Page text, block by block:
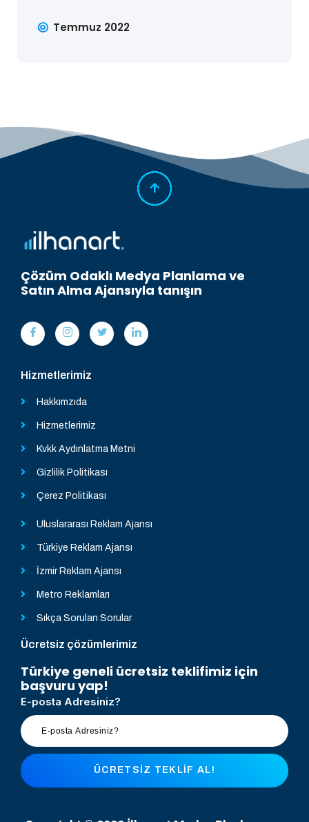
Temmuz 2022
Çözüm Odaklı Medya Planlama ve
Satın Alma Ajansıyla tanışın
Hizmetlerimiz
Hakkımzıda
Hizmetlerimiz
Kvkk Aydınlatma Metni
Gizlilik Politikası
Çerez Politikası
Uluslararası Reklam Ajansı
Türkiye Reklam Ajansı
İzmir Reklam Ajansı
Metro Reklamları
Sıkça Sorulan Sorular
Ücretsiz çözümlerimiz
Türkiye geneli ücretsiz teklifimiz için
başvuru yap!
E-posta Adresiniz?
ÜCRETSIZ TEKLIF AL!